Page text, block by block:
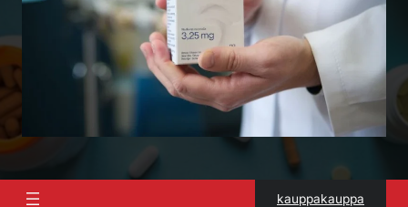
kauppakauppa